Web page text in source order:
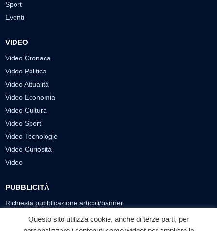
Sport
Eventi
VIDEO
Video Cronaca
Video Politica
Video Attualità
Video Economia
Video Cultura
Video Sport
Video Tecnologie
Video Curiosità
Video
PUBBLICITÀ
Richiesta pubblicazione articoli/banner
SEGUICI SUI SOCIAL
Questo sito utilizza cookie, anche di terze parti, per